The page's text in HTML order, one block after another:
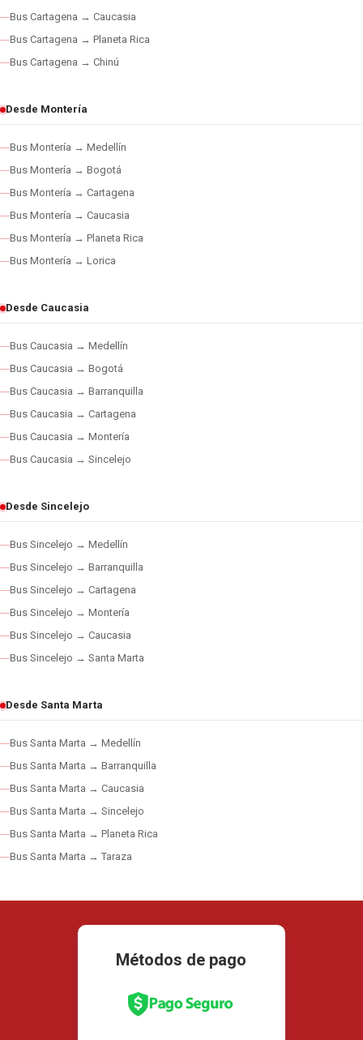
Bus Cartagena → Caucasia
Bus Cartagena → Planeta Rica
Bus Cartagena → Chinú
Desde Montería
Bus Montería → Medellín
Bus Montería → Bogotá
Bus Montería → Cartagena
Bus Montería → Caucasia
Bus Montería → Planeta Rica
Bus Montería → Lorica
Desde Caucasia
Bus Caucasia → Medellín
Bus Caucasia → Bogotá
Bus Caucasia → Barranquilla
Bus Caucasia → Cartagena
Bus Caucasia → Montería
Bus Caucasia → Sincelejo
Desde Sincelejo
Bus Sincelejo → Medellín
Bus Sincelejo → Barranquilla
Bus Sincelejo → Cartagena
Bus Sincelejo → Montería
Bus Sincelejo → Caucasia
Bus Sincelejo → Santa Marta
Desde Santa Marta
Bus Santa Marta → Medellín
Bus Santa Marta → Barranquilla
Bus Santa Marta → Caucasia
Bus Santa Marta → Sincelejo
Bus Santa Marta → Planeta Rica
Bus Santa Marta → Taraza
Métodos de pago